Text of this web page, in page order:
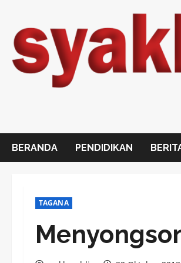
content
BERANDA PENDIDIKAN
TAGANA